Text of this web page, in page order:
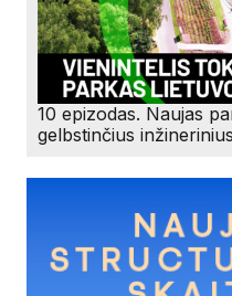
10 epizodas. Naujas
gelbstinčius